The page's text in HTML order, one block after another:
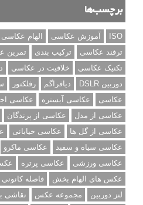
برچسب‌ها
ISO آموزش عکاسی الهام عکاسی
ترفند عکاسی
ترکیب بندی تمرین
تکنیک عکاسی
خلاقیت در عکاسی
دوربین DSLR
دیافراگم رفلکتور
عکاسی
عکاسی آبستره
عکاسی
عکاسی از مدل
عکاسی از پرندگان
عکاسی از گل ها
عکاسی خیابانی
عکاسی سیاه و سفید
عکاسی ماکرو
عکاسی ورزشی
عکاسی پرتره
عکس های الهام بخش
فاصله کانونی
لنز دوربین
مجموعه عکس نقاشی